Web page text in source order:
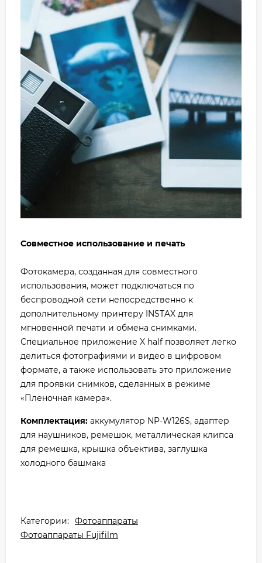
Совместное использование и печать
Фотокамера, созданная для совместного
использования, может подключаться по
беспроводной сети непосредственно к
дополнительному принтеру INSTAX для
мгновенной печати и обмена снимками.
Специальное приложение X half позволяет легко
делиться фотографиями и видео в цифровом
формате, а также использовать это приложение
для проявки снимков, сделанных в режиме
«Пленочная камера».
Комплектация: аккумулятор NP-W126S, адаптер
для наушников, ремешок, металлическая клипса
для ремешка, крышка объектива, заглушка
холодного башмака
Категории: Фотоаппараты
Фотоаппараты Fujifilm